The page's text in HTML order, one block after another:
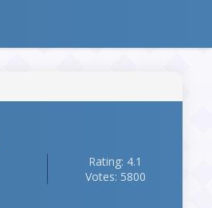
Rating: 4.1
Votes: 5800